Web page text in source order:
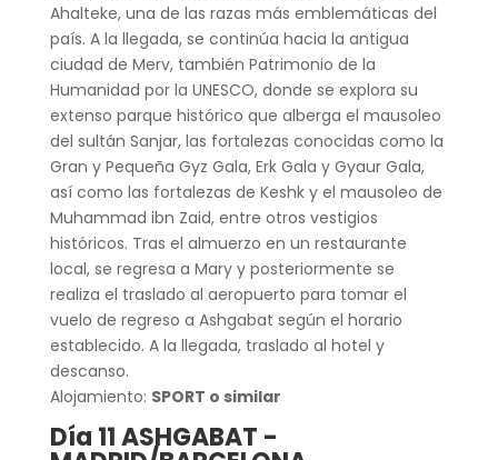
Ahalteke, una de las razas más emblemáticas del
país. A la llegada, se continúa hacia la antigua
ciudad de Merv, también Patrimonio de la
Humanidad por la UNESCO, donde se explora su
extenso parque histórico que alberga el mausoleo
del sultán Sanjar, las fortalezas conocidas como la
Gran y Pequeña Gyz Gala, Erk Gala y Gyaur Gala,
así como las fortalezas de Keshk y el mausoleo de
Muhammad ibn Zaid, entre otros vestigios
históricos. Tras el almuerzo en un restaurante
local, se regresa a Mary y posteriormente se
realiza el traslado al aeropuerto para tomar el
vuelo de regreso a Ashgabat según el horario
establecido. A la llegada, traslado al hotel y
descanso.
Alojamiento: SPORT o similar
Día 11 ASHGABAT -